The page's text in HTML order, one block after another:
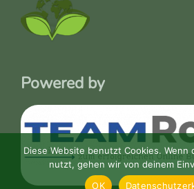
Powered by
Diese Website benutzt Cookies.
nutzt, gehen wir von deinem
OK